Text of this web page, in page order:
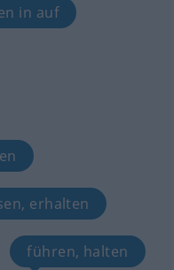
in auf
erhalten
führen, halten